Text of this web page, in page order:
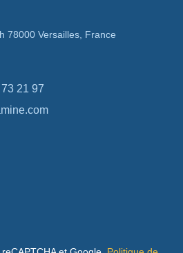
78000 Versailles, France
21 97